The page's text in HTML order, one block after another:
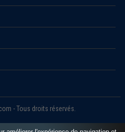
- Tous droits réservés.